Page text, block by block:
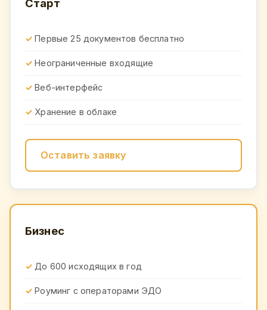
Старт
Первые 25 документов бесплатно
Неограниченные входящие
Веб-интерфейс
Хранение в облаке
Оставить заявку
Бизнес
До 600 исходящих в год
Роуминг с операторами ЭДО